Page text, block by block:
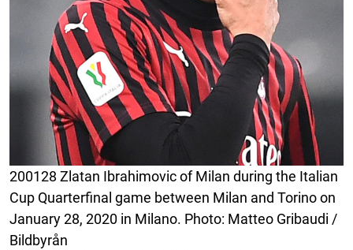
200128 Zlatan Ibrahimovic of Milan during the Italian
Cup Quarterfinal game between Milan and Torino on
January 28, 2020 in Milano. Photo: Matteo Gribaudi /
Bildbyrån